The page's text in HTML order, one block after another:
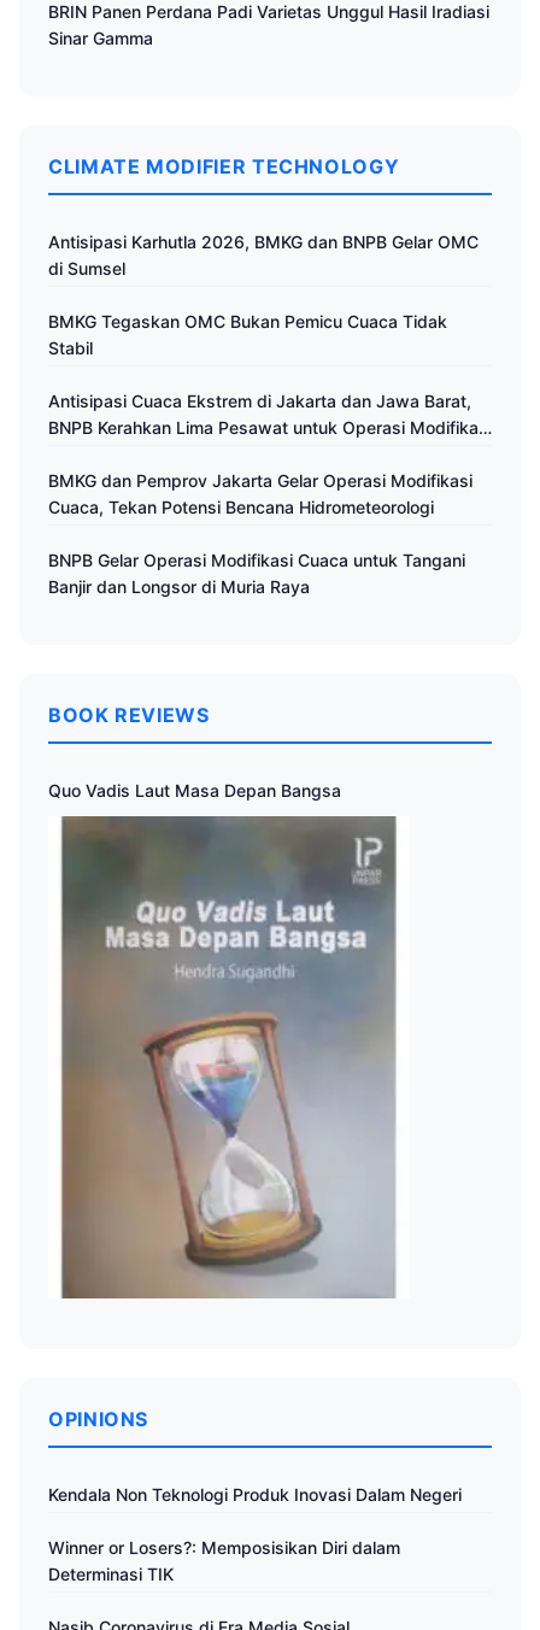
BRIN Panen Perdana Padi Varietas Unggul Hasil Iradiasi
Sinar Gamma
CLIMATE MODIFIER TECHNOLOGY
Antisipasi Karhutla 2026, BMKG dan BNPB Gelar OMC
di Sumsel
BMKG Tegaskan OMC Bukan Pemicu Cuaca Tidak
Stabil
Antisipasi Cuaca Ekstrem di Jakarta dan Jawa Barat,
BNPB Kerahkan Lima Pesawat untuk Operasi Modifikasi
BMKG dan Pemprov Jakarta Gelar Operasi Modifikasi
Cuaca, Tekan Potensi Bencana Hidrometeorologi
BNPB Gelar Operasi Modifikasi Cuaca untuk Tangani
Banjir dan Longsor di Muria Raya
BOOK REVIEWS
Quo Vadis Laut Masa Depan Bangsa
OPINIONS
Kendala Non Teknologi Produk Inovasi Dalam Negeri
Winner or Losers?: Memposisikan Diri dalam
Determinasi TIK